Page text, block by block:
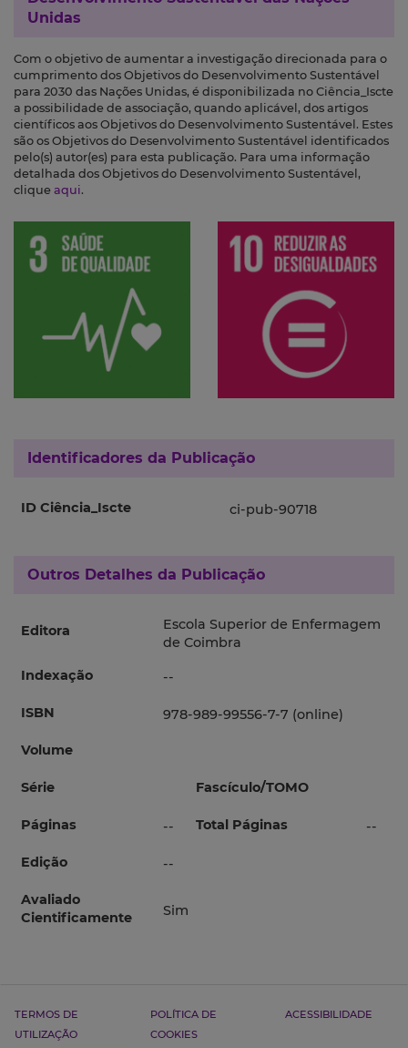
Unidas
Com o objetivo de aumentar a investigação direcionada para o
cumprimento dos Objetivos do Desenvolvimento Sustentável
para 2030 das Nações Unidas, é disponibilizada no Ciência_Iscte
a possibilidade de associação, quando aplicável, dos artigos
científicos aos Objetivos do Desenvolvimento Sustentável. Estes
são os Objetivos do Desenvolvimento Sustentável identificados
pelo(s) autor(es) para esta publicação. Para uma informação
detalhada dos Objetivos do Desenvolvimento Sustentável,
clique aqui.
Identificadores da Publicação
ID Ciência_Iscte ci-pub-90718
Outros Detalhes da Publicação
Editora
Escola Superior de Enfermagem
de Coimbra
Indexação
--
ISBN 978-989-99556-7-7 (online)
Volume
Série Fascículo/TOMO
Páginas -- Total Páginas --
Edição --
Avaliado
Cientificamente
Sim
TERMOS DE
UTILIZAÇÃO
POLÍTICA DE
COOKIES
ACESSIBILIDADE